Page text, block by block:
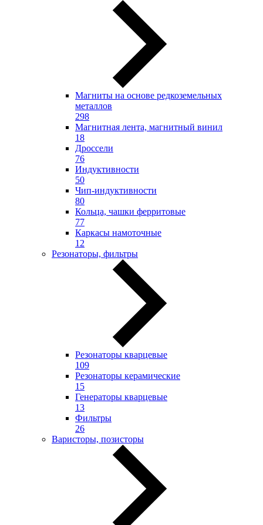
Магниты на основе редкоземельных
металлов
298
Магнитная лента, магнитный винил
18
Дроссели
76
Индуктивности
50
Чип-индуктивности
80
Кольца, чашки ферритовые
77
Каркасы намоточные
12
Резонаторы, фильтры
Резонаторы кварцевые
109
Резонаторы керамические
15
Генераторы кварцевые
13
Фильтры
26
Варисторы, позисторы